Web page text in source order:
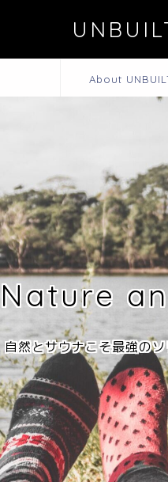
About
Nature
自然とサウナこそ最強の